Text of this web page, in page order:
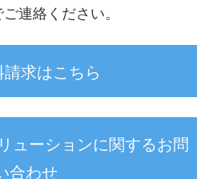
連絡ください。
請求はこちら
ューションに関するお問
合わせ